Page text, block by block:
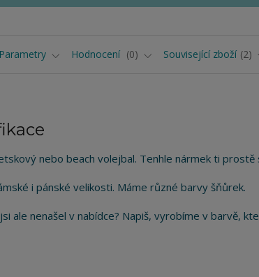
Parametry Hodnocení 0 Související zboží 2
nebo beach volejbal. Tenhle nármek ti prostě
i pánské velikosti. Máme různé barvy šňůrek.
ale nenašel v nabídce? Napiš, vyrobíme v barvě,